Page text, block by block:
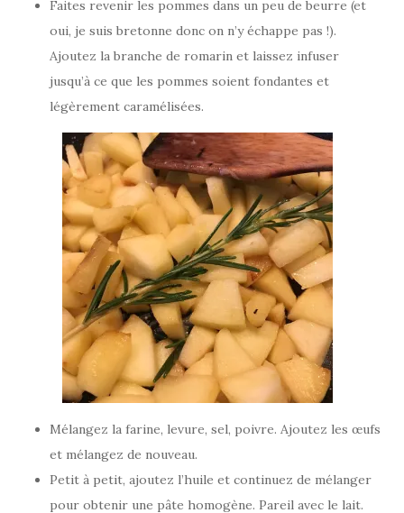
Faites revenir les pommes dans un peu de beurre (et
oui, je suis bretonne donc on n’y échappe pas !).
Ajoutez la branche de romarin et laissez infuser
jusqu’à ce que les pommes soient fondantes et
légèrement caramélisées.
Mélangez la farine, levure, sel, poivre. Ajoutez les œufs
et mélangez de nouveau.
Petit à petit, ajoutez l’huile et continuez de mélanger
pour obtenir une pâte homogène. Pareil avec le lait.